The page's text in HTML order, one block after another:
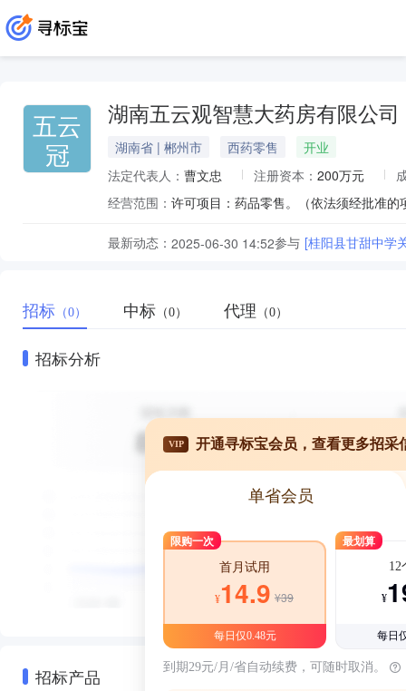
五云
冠
湖南五云观智慧大药房有限公司
湖南省 | 郴州市 西药零售
开业
法定代表人： 曹文忠 注册资本： 200万元
经营范围： 许可项目：药品零售。（依法须经批准
最新动态： 2025-06-30 14:52参与 [桂阳县甘甜中学
招标 （0） 中标 （0） 代理 （0）
招标分析
招标产品
VIP 开通寻标宝会员，查看更多招采
单省会员
限购一次
首月试用
¥14.9 ¥39
每日仅0.48元
最划算
12
¥
每日
到期29元/月/省自动续费，可随时取消。